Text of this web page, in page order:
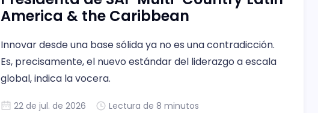
America & the Caribbean
Innovar desde una base sólida ya no es una contradicción.
Es, precisamente, el nuevo estándar del liderazgo a escala
global, indica la vocera.
22 de jul. de 2026 Lectura de 8 minutos